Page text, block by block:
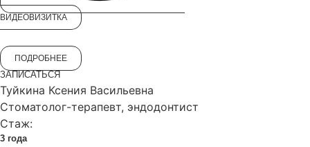
ВИДЕОВИЗИТКА
ПОДРОБНЕЕ
ЗАПИСАТЬСЯ
Туйкина Ксения Васильевна
Стоматолог-терапевт, эндодонтист
Стаж:
3 года